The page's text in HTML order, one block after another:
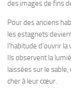
des images de fins
Pour des anciens
les estagnets
l’habitude d’ouvrir
Ils observent la
laissées sur le
cher à leur cœur.